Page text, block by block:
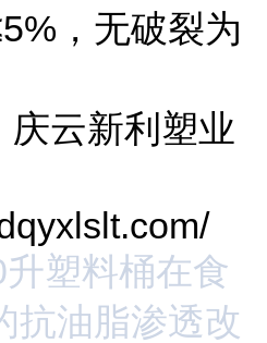
5% ，无破裂为
庆云新利塑业
升塑料桶在食
抗油脂渗透改